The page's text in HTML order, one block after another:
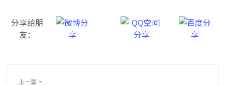
分享给朋
友：
上一篇 >